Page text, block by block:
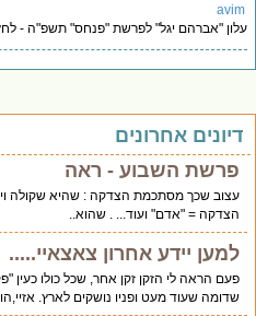
"אברהם יגל" לפרשת "פנחס" תשפ"ה - לחץ
אחרונים
פרשת השבוע - ראה
עצוב שכך מסתכמת הצדקה : שהיא שקולה
הצדקה = "אדם" ועוד... . שהוא..
למען יידע אחרון צאצאיי.....
פעם הראה לי הזקן זקן אחר, שכל כולו כעין
שדומה שעוד מעט ופניו נושקים לארץ. אזיי,הו..